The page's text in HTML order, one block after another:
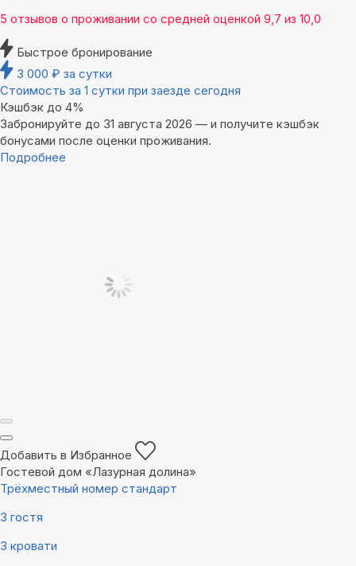
5 отзывов о проживании со средней оценкой 9,7 из 10,0
Быстрое бронирование
3 000 ₽ за сутки
Стоимость за 1 сутки при заезде сегодня
Кэшбэк до 4%
Забронируйте до 31 августа 2026 — и получите кэшбэк
бонусами после оценки проживания.
Подробнее
Добавить в Избранное
Гостевой дом «Лазурная долина»
Трёхместный номер стандарт
3 гостя
3 кровати